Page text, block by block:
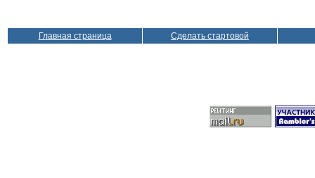
Главная страница Сделать стартовой